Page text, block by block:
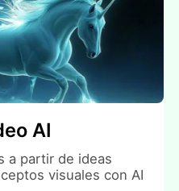
AI
a partir de ideas
visuales con AI